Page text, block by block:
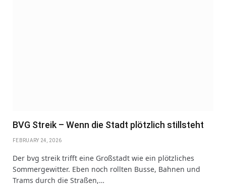
BVG Streik – Wenn die Stadt plötzlich stillsteht
FEBRUARY 24, 2026
Der bvg streik trifft eine Großstadt wie ein plötzliches
Sommergewitter. Eben noch rollten Busse, Bahnen und
Trams durch die Straßen,…